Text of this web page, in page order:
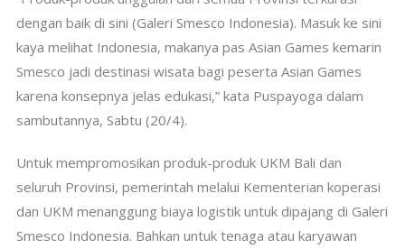
dengan baik di sini (Galeri Smesco Indonesia). Masuk ke sini
kaya melihat Indonesia, makanya pas Asian Games kemarin
Smesco jadi destinasi wisata bagi peserta Asian Games
karena konsepnya jelas edukasi,” kata Puspayoga dalam
sambutannya, Sabtu (20/4).
Untuk mempromosikan produk-produk UKM Bali dan
seluruh Provinsi, pemerintah melalui Kementerian koperasi
dan UKM menanggung biaya logistik untuk dipajang di Galeri
Smesco Indonesia. Bahkan untuk tenaga atau karyawan